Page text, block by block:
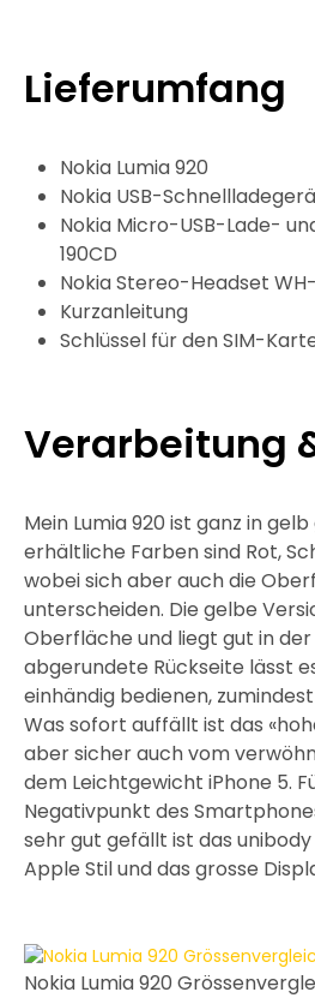
Lieferumfang
Nokia Lumia 920
Nokia USB-
Nokia Micro-USB-Lade-
190CD
Nokia Stereo-Headset
Kurzanleitung
Schlüssel für den SIM-
Verarbeitung
Mein Lumia 920 ist ganz in
erhältliche Farben sind Rot,
wobei sich aber auch die
unterscheiden. Die gelbe
Oberfläche und liegt gut in der
abgerundete Rückseite lässt
einhändig bedienen,
Was sofort auffällt ist das
aber sicher auch vom
dem Leichtgewicht iPhone 5.
Negativpunkt des
sehr gut gefällt ist das unibody
Apple Stil und das grosse
Nokia Lumia 920